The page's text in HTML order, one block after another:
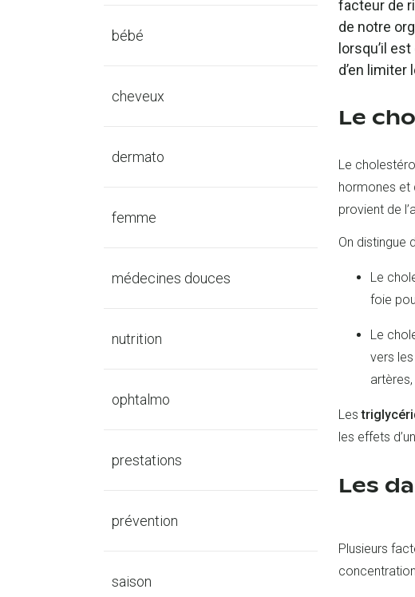
bébé
cheveux
dermato
femme
médecines douces
nutrition
ophtalmo
prestations
prévention
saison
facteur de
de notre
lorsqu’il
d’en limiter
Le
Le
hormones et
provient de
On distingue
Le
foie
Le
vers
Les
les effets
Les
Plusieurs